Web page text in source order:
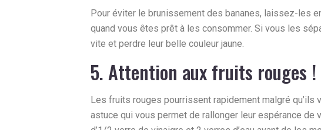
Pour éviter le brunissement des bananes, laissez-les
quand vous êtes prêt à les consommer. Si vous les
vite et perdre leur belle couleur jaune.
5. Attention aux fruits rouges !
Les fruits rouges pourrissent rapidement malgré qu’ils
astuce qui vous permet de rallonger leur espérance de